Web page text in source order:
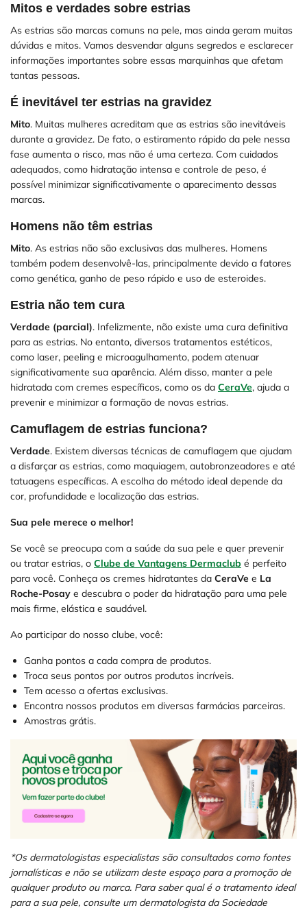
Mitos e verdades sobre estrias
As estrias são marcas comuns na pele, mas ainda geram muitas
dúvidas e mitos. Vamos desvendar alguns segredos e esclarecer
informações importantes sobre essas marquinhas que afetam
tantas pessoas.
É inevitável ter estrias na gravidez
Mito. Muitas mulheres acreditam que as estrias são inevitáveis
durante a gravidez. De fato, o estiramento rápido da pele nessa
fase aumenta o risco, mas não é uma certeza. Com cuidados
adequados, como hidratação intensa e controle de peso, é
possível minimizar significativamente o aparecimento dessas
marcas.
Homens não têm estrias
Mito. As estrias não são exclusivas das mulheres. Homens
também podem desenvolvê-las, principalmente devido a fatores
como genética, ganho de peso rápido e uso de esteroides.
Estria não tem cura
Verdade (parcial). Infelizmente, não existe uma cura definitiva
para as estrias. No entanto, diversos tratamentos estéticos,
como laser, peeling e microagulhamento, podem atenuar
significativamente sua aparência. Além disso, manter a pele
hidratada com cremes específicos, como os da CeraVe, ajuda a
prevenir e minimizar a formação de novas estrias.
Camuflagem de estrias funciona?
Verdade. Existem diversas técnicas de camuflagem que ajudam
a disfarçar as estrias, como maquiagem, autobronzeadores e até
tatuagens específicas. A escolha do método ideal depende da
cor, profundidade e localização das estrias.
Sua pele merece o melhor!
Se você se preocupa com a saúde da sua pele e quer prevenir
ou tratar estrias, o Clube de Vantagens Dermaclub é perfeito
para você. Conheça os cremes hidratantes da CeraVe e La
Roche-Posay e descubra o poder da hidratação para uma pele
mais firme, elástica e saudável.
Ao participar do nosso clube, você:
Ganha pontos a cada compra de produtos.
Troca seus pontos por outros produtos incríveis.
Tem acesso a ofertas exclusivas.
Encontra nossos produtos em diversas farmácias parceiras.
Amostras grátis.
*Os dermatologistas especialistas são consultados como fontes
jornalísticas e não se utilizam deste espaço para a promoção de
qualquer produto ou marca. Para saber qual é o tratamento ideal
para a sua pele, consulte um dermatologista da Sociedade